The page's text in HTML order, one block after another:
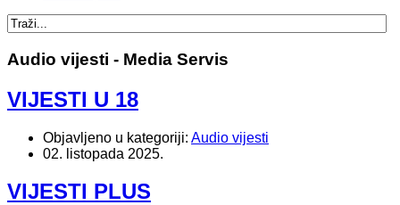
Audio vijesti - Media Servis
VIJESTI U 18
Objavljeno u kategoriji: Audio vijesti
02. listopada 2025.
VIJESTI PLUS